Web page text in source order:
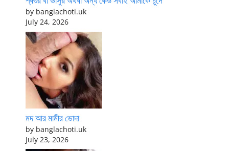
by banglachoti.uk
July 24, 2026
মদ আর মামীর ভোদা
by banglachoti.uk
July 23, 2026